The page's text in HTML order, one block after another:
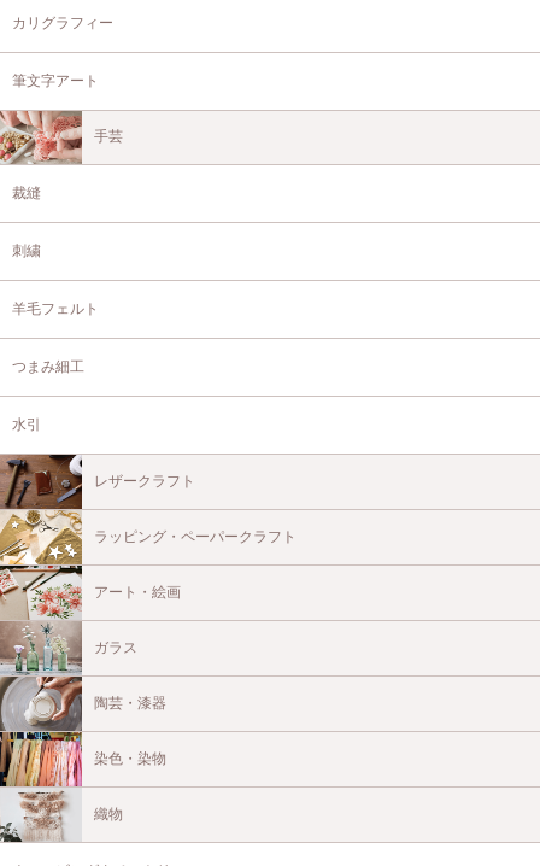
カリグラフィー
筆文字アート
手芸
裁縫
刺繍
羊毛フェルト
つまみ細工
水引
レザークラフト
ラッピング・ペーパークラフト
アート・絵画
ガラス
陶芸・漆器
染色・染物
織物